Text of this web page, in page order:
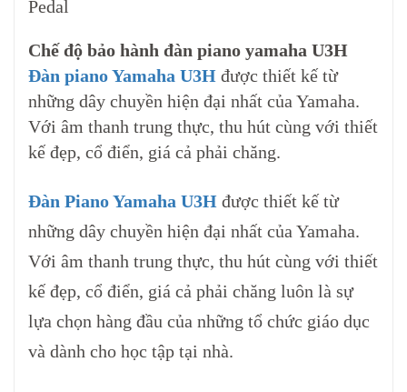
Pedal
Chế độ bảo hành đàn piano yamaha U3H
Đàn piano Yamaha U3H được thiết kế từ
những dây chuyền hiện đại nhất của Yamaha.
Với âm thanh trung thực, thu hút cùng với thiết
kế đẹp, cổ điển, giá cả phải chăng.
Đàn Piano Yamaha U3H được thiết kế từ
những dây chuyền hiện đại nhất của Yamaha.
Với âm thanh trung thực, thu hút cùng với thiết
kế đẹp, cổ điển, giá cả phải chăng luôn là sự
lựa chọn hàng đầu của những tổ chức giáo dục
và dành cho học tập tại nhà.